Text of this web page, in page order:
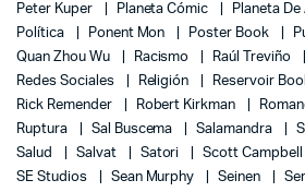
Peter Kuper
Planeta Cómic Planeta
Política
Ponent Mon Poster Book
Quan Zhou Wu
Racismo Raúl Treviño
Redes Sociales
Religión Reservoir
Rick Remender
Robert Kirkman
Ruptura
Sal Buscema Salamandra
Salud
Salvat Satori Scott Campbell
SE Studios
Sean Murphy Seinen